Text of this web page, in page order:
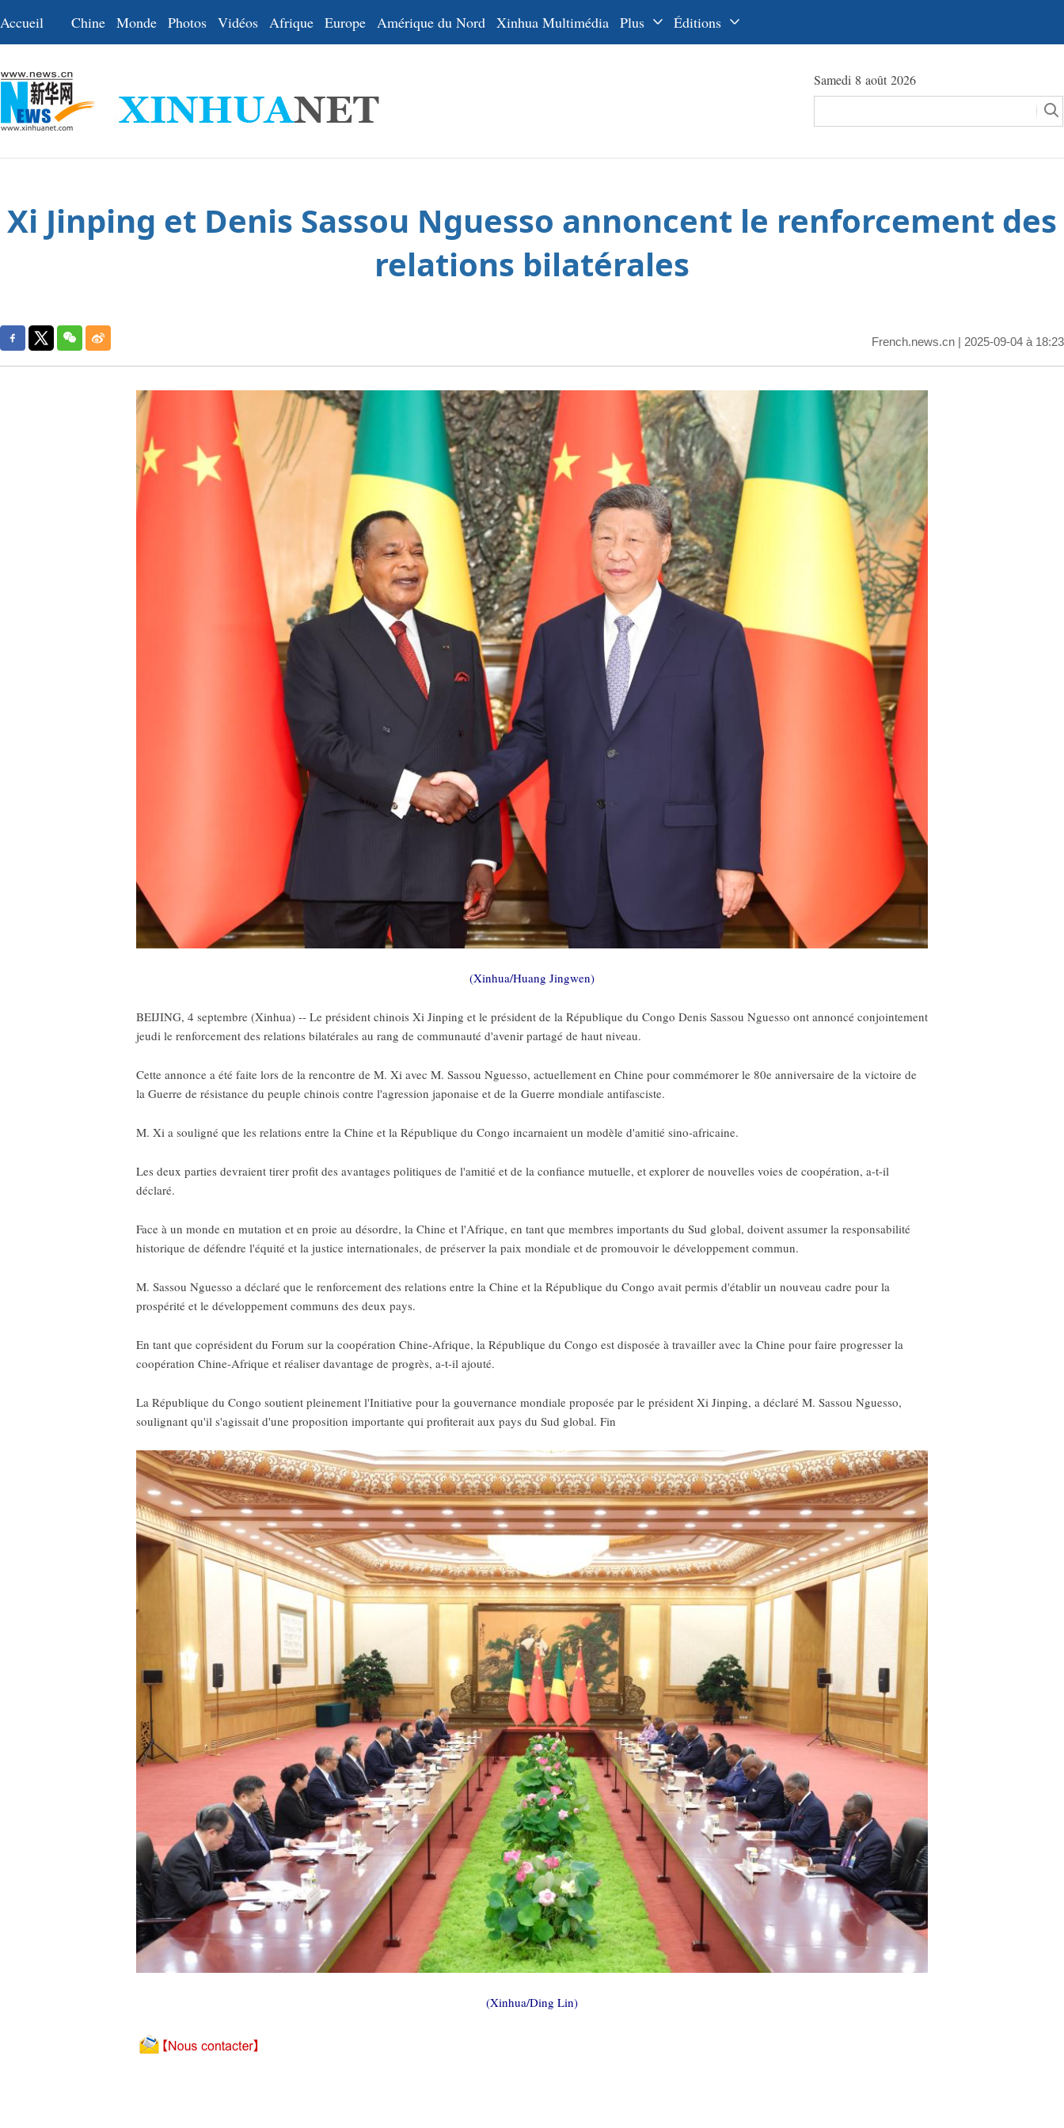
Accueil Chine Monde Photos Vidéos Afrique Europe Amérique du Nord Xinhua Multimédia Plus Éditions
عربي
Samedi 8 août 2026
Xi Jinping et Denis Sassou Nguesso annoncent le renforcement des
relations bilatérales
French.news.cn | 2025-09-04 à 18:23
(Xinhua/Huang Jingwen)
BEIJING, 4 septembre (Xinhua) -- Le président chinois Xi Jinping et le président de la République du Congo Denis Sassou Nguesso ont annoncé conjointement
jeudi le renforcement des relations bilatérales au rang de communauté d'avenir partagé de haut niveau.
Cette annonce a été faite lors de la rencontre de M. Xi avec M. Sassou Nguesso, actuellement en Chine pour commémorer le 80e anniversaire de la victoire de
la Guerre de résistance du peuple chinois contre l'agression japonaise et de la Guerre mondiale antifasciste.
M. Xi a souligné que les relations entre la Chine et la République du Congo incarnaient un modèle d'amitié sino-africaine.
Les deux parties devraient tirer profit des avantages politiques de l'amitié et de la confiance mutuelle, et explorer de nouvelles voies de coopération, a-t-il
déclaré.
Face à un monde en mutation et en proie au désordre, la Chine et l'Afrique, en tant que membres importants du Sud global, doivent assumer la responsabilité
historique de défendre l'équité et la justice internationales, de préserver la paix mondiale et de promouvoir le développement commun.
M. Sassou Nguesso a déclaré que le renforcement des relations entre la Chine et la République du Congo avait permis d'établir un nouveau cadre pour la
prospérité et le développement communs des deux pays.
En tant que coprésident du Forum sur la coopération Chine-Afrique, la République du Congo est disposée à travailler avec la Chine pour faire progresser la
coopération Chine-Afrique et réaliser davantage de progrès, a-t-il ajouté.
La République du Congo soutient pleinement l'Initiative pour la gouvernance mondiale proposée par le président Xi Jinping, a déclaré M. Sassou Nguesso,
soulignant qu'il s'agissait d'une proposition importante qui profiterait aux pays du Sud global. Fin
(Xinhua/Ding Lin)